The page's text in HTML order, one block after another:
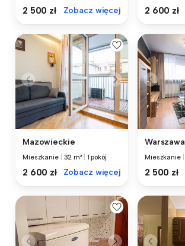
2 500 zł Zobacz więcej 2 600 zł
Mazowieckie
Mieszkanie 32 m² 1 pokój
2 600 zł Zobacz więcej
Warszawa
Mieszkanie
2 500 zł